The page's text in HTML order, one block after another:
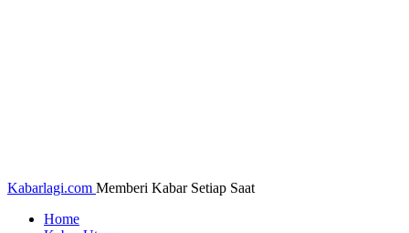
Kabarlagi.com Memberi Kabar Setiap Saat
Home